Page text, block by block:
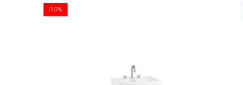
-10%